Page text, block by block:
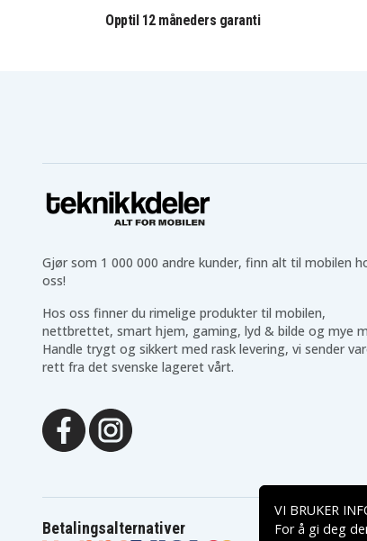
Opptil 12 måneders garanti
Gjør som 1 000 000 andre kunder, finn alt til mobilen
oss!
Hos oss finner du rimelige produkter til mobilen,
nettbrettet, smart hjem, gaming, lyd & bilde og mye
Handle trygt og sikkert med rask levering, vi sender
rett fra det svenske lageret vårt.
Betalingsalternativer
VI BRUKER
For å gi deg